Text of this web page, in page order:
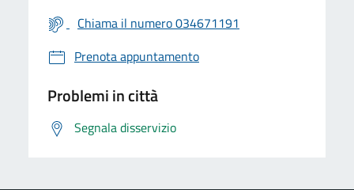
Chiama il numero 034671191
Prenota appuntamento
Problemi in città
Segnala disservizio